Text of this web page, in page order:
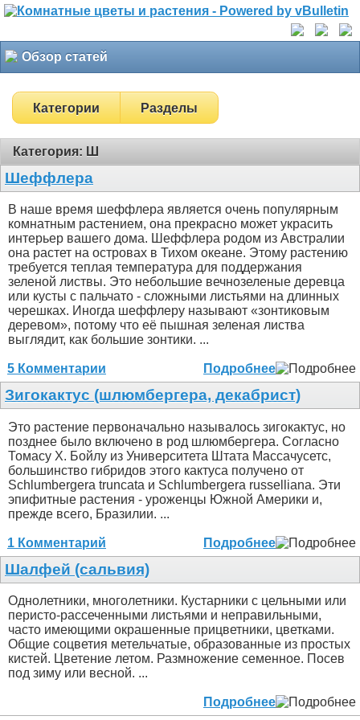
Обзор статей
Категории Разделы
Категория: Ш
Шеффлера
В наше время шеффлера является очень популярным
комнатным растением, она прекрасно может украсить
интерьер вашего дома. Шеффлера родом из Австралии
она растет на островах в Тихом океане. Этому растению
требуется теплая температура для поддержания
зеленой листвы. Это небольшие вечнозеленые деревца
или кусты с пальчато - сложными листьями на длинных
черешках. Иногда шеффлеру называют «зонтиковым
деревом», потому что её пышная зеленая листва
выглядит, как большие зонтики. ...
5 Комментарии Подробнее
Зигокактус (шлюмбергера, декабрист)
Это растение первоначально называлось зигокактус, но
позднее было включено в род шлюмбергера. Согласно
Томасу Х. Бойлу из Университета Штата Массачусетс,
большинство гибридов этого кактуса получено от
Schlumbergera truncata и Schlumbergera russelliana. Эти
эпифитные растения - уроженцы Южной Америки и,
прежде всего, Бразилии. ...
1 Комментарий Подробнее
Шалфей (сальвия)
Однолетники, многолетники. Кустарники с цельными или
перисто-рассеченными листьями и неправильными,
часто имеющими окрашенные прицветники, цветками.
Общие соцветия метельчатые, образованные из простых
кистей. Цветение летом. Размножение семенное. Посев
под зиму или весной. ...
Подробнее